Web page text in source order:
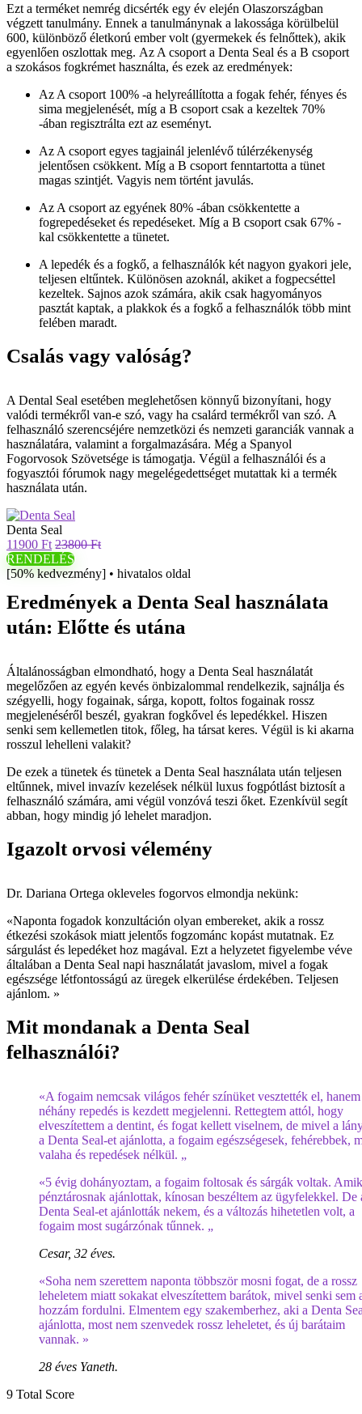
Ezt a terméket nemrég dicsérték egy év elején Olaszországban
végzett tanulmány. Ennek a tanulmánynak a lakossága körülbelül
600, különböző életkorú ember volt (gyermekek és felnőttek), akik
egyenlően oszlottak meg. Az A csoport a Denta Seal és a B csoport
a szokásos fogkrémet használta, és ezek az eredmények:
Az A csoport 100% -a helyreállította a fogak fehér, fényes és
sima megjelenését, míg a B csoport csak a kezeltek 70%
-ában regisztrálta ezt az eseményt.
Az A csoport egyes tagjainál jelenlévő túlérzékenység
jelentősen csökkent. Míg a B csoport fenntartotta a tünet
magas szintjét. Vagyis nem történt javulás.
Az A csoport az egyének 80% -ában csökkentette a
fogrepedéseket és repedéseket. Míg a B csoport csak 67% -
kal csökkentette a tünetet.
A lepedék és a fogkő, a felhasználók két nagyon gyakori jele,
teljesen eltűntek. Különösen azoknál, akiket a fogpecséttel
kezeltek. Sajnos azok számára, akik csak hagyományos
pasztát kaptak, a plakkok és a fogkő a felhasználók több mint
felében maradt.
Csalás vagy valóság?
A Dental Seal esetében meglehetősen könnyű bizonyítani, hogy
valódi termékről van-e szó, vagy ha csalárd termékről van szó. A
felhasználó szerencséjére nemzetközi és nemzeti garanciák vannak a
használatára, valamint a forgalmazására. Még a Spanyol
Fogorvosok Szövetsége is támogatja. Végül a felhasználói és a
fogyasztói fórumok nagy megelégedettséget mutattak ki a termék
használata után.
Denta Seal
11900 Ft 23800 Ft
RENDELÉS
[50% kedvezmény] • hivatalos oldal
Eredmények a Denta Seal használata
után: Előtte és utána
Általánosságban elmondható, hogy a Denta Seal használatát
megelőzően az egyén kevés önbizalommal rendelkezik, sajnálja és
szégyelli, hogy fogainak, sárga, kopott, foltos fogainak rossz
megjelenéséről beszél, gyakran fogkővel és lepedékkel. Hiszen
senki sem kellemetlen titok, főleg, ha társat keres. Végül is ki akarna
rosszul lehelleni valakit?
De ezek a tünetek és tünetek a Denta Seal használata után teljesen
eltűnnek, mivel invazív kezelések nélkül luxus fogpótlást biztosít a
felhasználó számára, ami végül vonzóvá teszi őket. Ezenkívül segít
abban, hogy mindig jó lehelet maradjon.
Igazolt orvosi vélemény
Dr. Dariana Ortega okleveles fogorvos elmondja nekünk:
«Naponta fogadok konzultáción olyan embereket, akik a rossz
étkezési szokások miatt jelentős fogzománc kopást mutatnak. Ez
sárgulást és lepedéket hoz magával. Ezt a helyzetet figyelembe véve
általában a Denta Seal napi használatát javaslom, mivel a fogak
egészsége létfontosságú az üregek elkerülése érdekében. Teljesen
ajánlom. »
Mit mondanak a Denta Seal
felhasználói?
«A fogaim nemcsak világos fehér színüket vesztették el, hanem
néhány repedés is kezdett megjelenni. Rettegtem attól, hogy
elveszítettem a dentint, és fogat kellett viselnem, de mivel a
a Denta Seal-et ajánlotta, a fogaim egészségesek, fehérebbek,
valaha és repedések nélkül. „
«5 évig dohányoztam, a fogaim foltosak és sárgák voltak.
pénztárosnak ajánlottak, kínosan beszéltem az ügyfelekkel. De
Denta Seal-et ajánlották nekem, és a változás hihetetlen volt, a
fogaim most sugárzónak tűnnek. „
Cesar, 32 éves.
«Soha nem szerettem naponta többször mosni fogat, de a rossz
leheletem miatt sokakat elveszítettem barátok, mivel senki sem
hozzám fordulni. Elmentem egy szakemberhez, aki a Denta
ajánlotta, most nem szenvedek rossz leheletet, és új barátaim
vannak. »
28 éves Yaneth.
9 Total Score